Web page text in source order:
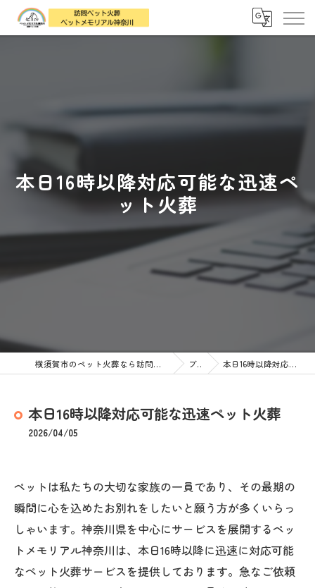
本日16時以降対応可能な迅速ペ
ット火葬
横須賀市のペット火葬なら訪問ペット火葬 ペットメモリアル神奈川 ブログ 本日16時以降対応可能な迅速ペット火葬
本日16時以降対応可能な迅速ペット火葬
2026/04/05
ペットは私たちの大切な家族の一員であり、その最期の
瞬間に心を込めたお別れをしたいと願う方が多くいらっ
しゃいます。神奈川県を中心にサービスを展開するペッ
トメモリアル神奈川は、本日16時以降に迅速に対応可能
なペット火葬サービスを提供しております。急なご依頼